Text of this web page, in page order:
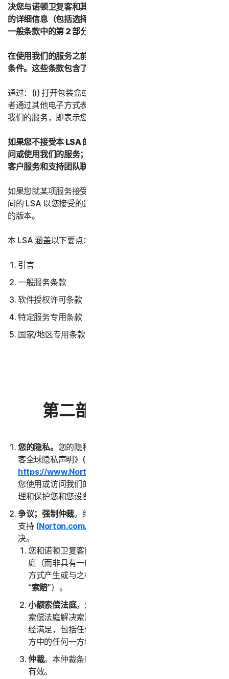
决您与诺顿卫复客和其关联公司之间的所有争议。有关仲裁
的详细信息（包括选择退出仲裁的程序），请参阅第二部分 -
一般条款中的第 2 部分“争议；强制仲裁”。
在使用我们的服务之前，请仔细阅读本 LSA 中的所有条款和
条件。这些条款包含了有关您的权利和义务的重要信息。
通过：(i) 打开包装盒或撕掉封签；或者 (ii) 单击“我同意”或
者通过其他电子方式表示同意；或者 (iii) 加载、访问或使用
我们的服务，即表示您接受本 LSA 的条款和条件。
如果您不接受本 LSA 的条款和条件：(i) 请勿下载、安装、访
问或使用我们的服务；并且 (iii) 与您的提供商或诺顿卫复客
客户服务和支持团队联系。
如果您就某项服务接受了本 LSA 的多个版本，则您与我们之
间的 LSA 以您接受的最新版本为准，并取代并替换所有先前
的版本。
本 LSA 涵盖以下要点：
引言
一般服务条款
软件授权许可条款
特定服务专用条款
国家/地区专用条款
第二部分 - 一般条款
您的隐私。 您的隐私对我们至关重要。请阅读《诺顿卫复
客全球隐私声明》(
https://www.NortonLifeLock.com/privacy
您使用或访问我们的服务期间，我们如何收集、使用、处
理和保护您和您设备中的数据。
争议；强制仲裁。绝大多数争议均可通过联系客户服务和
支持 (Norton.com/support
决。
您和诺顿卫复客同意由具有约束力的仲裁或小额索偿法
庭（而非具有一般管辖权的法庭）负责裁定服务以任何
方式产生或与之相关的任何争端、索赔或争议（以下称
“索赔”）。
小额索偿法庭。双方中的任何一方均可以寻求通过小额
索偿法庭解决索赔，前提是小额索偿法庭的所有要求已
经满足，包括任何与管辖权和争议金额相关的限制。双
方中的任何一方均可以寻求通过新加坡法庭解决索赔。
仲裁。本仲裁条款在本 LSA 和/或您的服务终止后继续
有效。